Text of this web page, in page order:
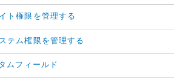
ト権限を管理する
テム権限を管理する
ムフィールド